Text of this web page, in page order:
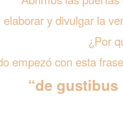
elaborar y divulgar la
¿Por
empezó con esta
“de